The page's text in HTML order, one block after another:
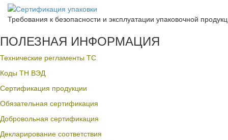
Требования к безопасности и эксплуатации упаковочной
ПОЛЕЗНАЯ ИНФОРМАЦИЯ
Технические регламенты ТС
Коды ТН ВЭД
Сертификация продукции
Обязательная сертификация
Добровольная сертификация
Декларирование соответствия